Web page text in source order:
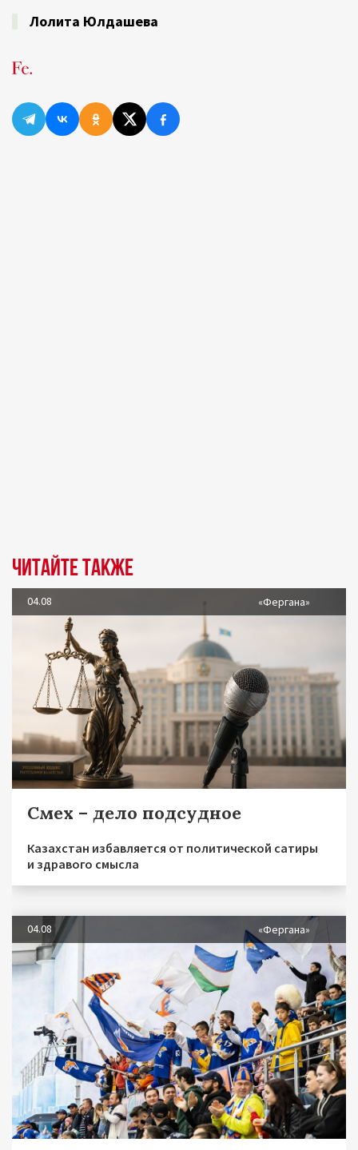
Лолита Юлдашева
Читайте также
04.08 «Фергана»
Смех – дело подсудное
Казахстан избавляется от политической сатиры
и здравого смысла
04.08 «Фергана»